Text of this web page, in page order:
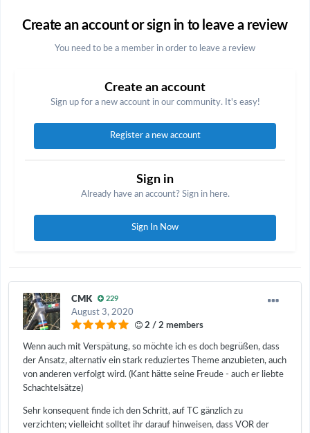
Create an account or sign in to leave a review
You need to be a member in order to leave a review
Create an account
Sign up for a new account in our community. It's easy!
Register a new account
Sign in
Already have an account? Sign in here.
Sign In Now
CMK 229
August 3, 2020
2 / 2 members
Wenn auch mit Verspätung, so möchte ich es doch begrüßen, dass
der Ansatz, alternativ ein stark reduziertes Theme anzubieten, auch
von anderen verfolgt wird. (Kant hätte seine Freude - auch er liebte
Schachtelsätze)
Sehr konsequent finde ich den Schritt, auf TC gänzlich zu
verzichten; vielleicht solltet ihr darauf hinweisen, dass VOR der